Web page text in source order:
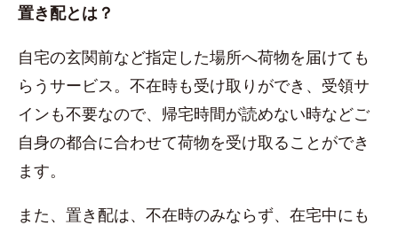
置き配とは？
自宅の玄関前など指定した場所へ荷物を届けても
らうサービス。不在時も受け取りができ、受領サ
インも不要なので、帰宅時間が読めない時などご
自身の都合に合わせて荷物を受け取ることができ
ます。
また、置き配は、不在時のみならず、在宅中にも